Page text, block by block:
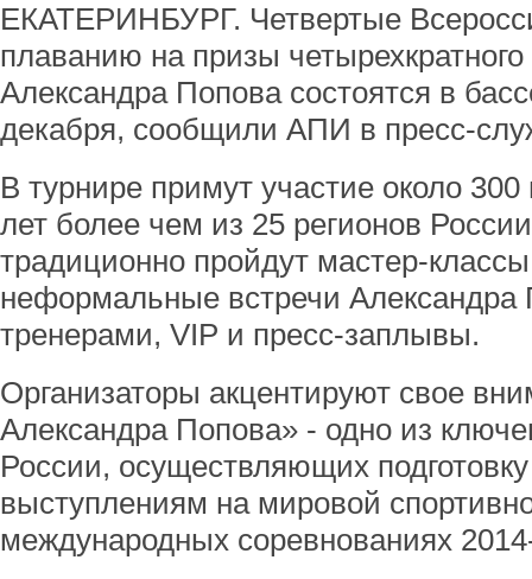
ЕКАТЕРИНБУРГ. Четвертые
плаванию на призы
Александра Попова состоятся в
декабря, сообщили АПИ в пресс-
В турнире примут участие около
лет более чем из 25 регионов
традиционно пройдут мастер-
неформальные встречи Александра
тренерами, VIP и пресс-заплывы.
Организаторы акцентируют свое
Александра Попова» - одно из
России, осуществляющих
выступлениям на мировой
международных соревнованиях